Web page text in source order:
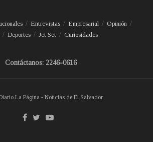
Entrevistas Empresarial
Opinión
Deportes Jet Set Curiosidades
Contáctanos: 2246-0616
La Página - Noticias de El Salvador